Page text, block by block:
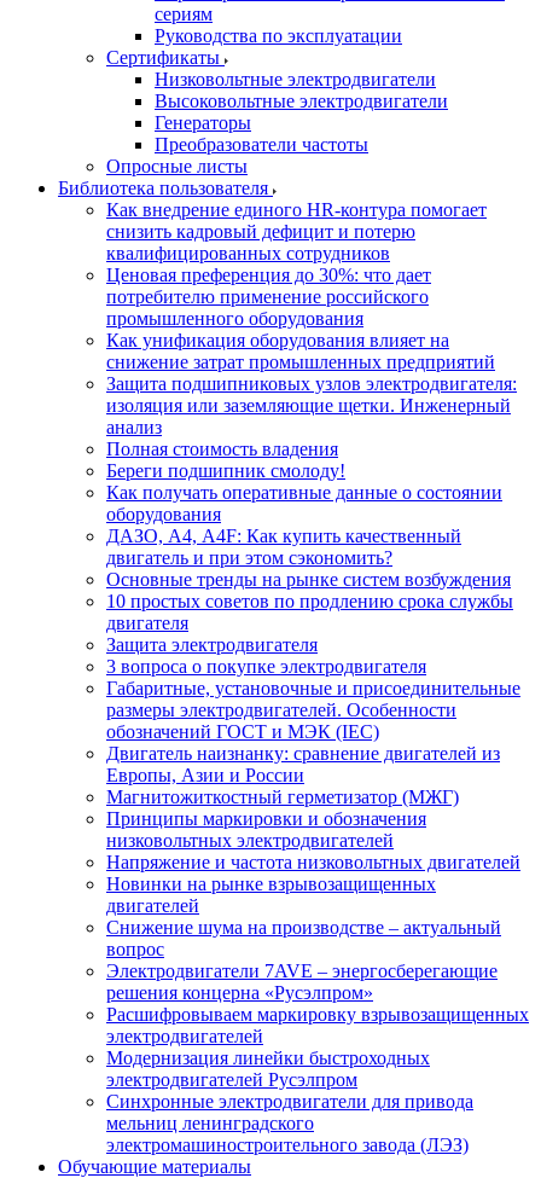
сериям
Руководства по эксплуатации
Сертификаты
Низковольтные электродвигатели
Высоковольтные электродвигатели
Генераторы
Преобразователи частоты
Опросные листы
Библиотека пользователя
Как внедрение единого HR-контура помогает
снизить кадровый дефицит и потерю
квалифицированных сотрудников
Ценовая преференция до 30%: что дает
потребителю применение российского
промышленного оборудования
Как унификация оборудования влияет на
снижение затрат промышленных предприятий
Защита подшипниковых узлов электродвигателя:
изоляция или заземляющие щетки. Инженерный
анализ
Полная стоимость владения
Береги подшипник смолоду!
Как получать оперативные данные о состоянии
оборудования
ДАЗО, А4, А4F: Как купить качественный
двигатель и при этом сэкономить?
Основные тренды на рынке систем возбуждения
10 простых советов по продлению срока службы
двигателя
Защита электродвигателя
3 вопроса о покупке электродвигателя
Габаритные, установочные и присоединительные
размеры электродвигателей. Особенности
обозначений ГОСТ и МЭК (IEC)
Двигатель наизнанку: сравнение двигателей из
Европы, Азии и России
Магнитожиткостный герметизатор (МЖГ)
Принципы маркировки и обозначения
низковольтных электродвигателей
Напряжение и частота низковольтных двигателей
Новинки на рынке взрывозащищенных
двигателей
Снижение шума на производстве – актуальный
вопрос
Электродвигатели 7AVE – энергосберегающие
решения концерна «Русэлпром»
Расшифровываем маркировку взрывозащищенных
электродвигателей
Модернизация линейки быстроходных
электродвигателей Русэлпром
Синхронные электродвигатели для привода
мельниц ленинградского
электромашиностроительного завода (ЛЭЗ)
Обучающие материалы